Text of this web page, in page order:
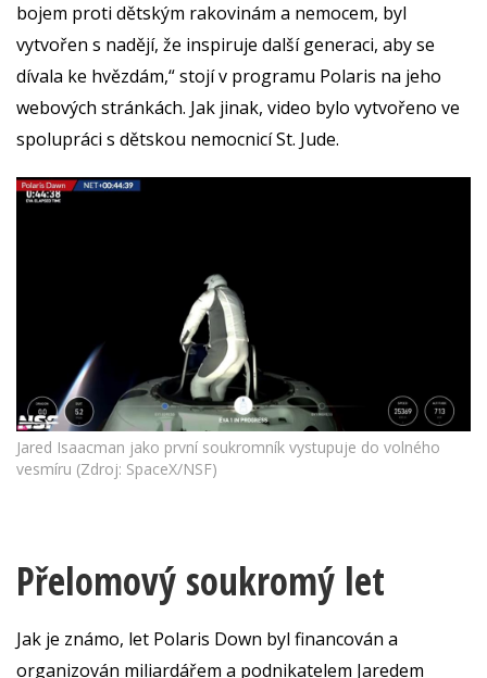
bojem proti dětským rakovinám a nemocem, byl
vytvořen s nadějí, že inspiruje další generaci, aby se
dívala ke hvězdám,“ stojí v programu Polaris na jeho
webových stránkách. Jak jinak, video bylo vytvořeno ve
spolupráci s dětskou nemocnicí St. Jude.
Jared Isaacman jako první soukromník vystupuje do volného
vesmíru (Zdroj: SpaceX/NSF)
Přelomový soukromý let
Jak je známo, let Polaris Down byl financován a
organizován miliardářem a podnikatelem Jaredem